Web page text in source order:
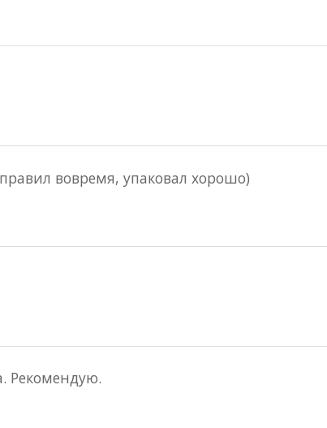
вовремя, упаковал хорошо)
Рекомендую.